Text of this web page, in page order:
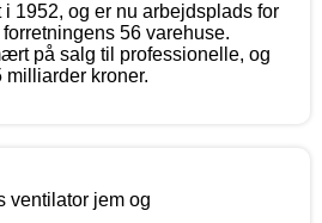
1952, og er nu arbejdsplads for
56 varehuse.
på salg til professionelle, og
kroner.